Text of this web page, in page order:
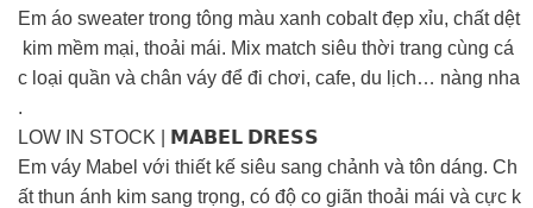
Em áo sweater trong tông màu xanh cobalt đẹp xỉu, chất dệt
kim mềm mại, thoải mái. Mix match siêu thời trang cùng cá
c loại quần và chân váy để đi chơi, cafe, du lịch… nàng nha
.
LOW IN STOCK | 𝗠𝗔𝗕𝗘𝗟 𝗗𝗥𝗘𝗦𝗦
Em váy Mabel với thiết kế siêu sang chảnh và tôn dáng. Ch
ất thun ánh kim sang trọng, có độ co giãn thoải mái và cực k